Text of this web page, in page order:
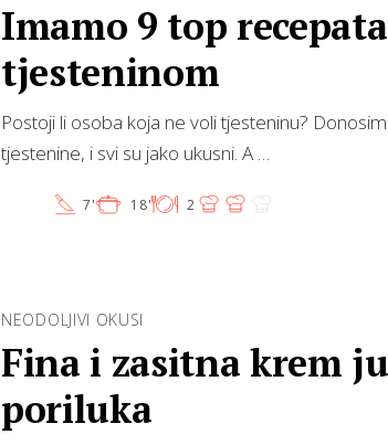
Imamo 9 top
tjesteninom
Postoji li osoba koja ne voli tjesteninu?
tjestenine, i svi su jako ukusni. A …
7' 18' 2
NEODOLJIVI OKUSI
Fina i zasitna krem
poriluka